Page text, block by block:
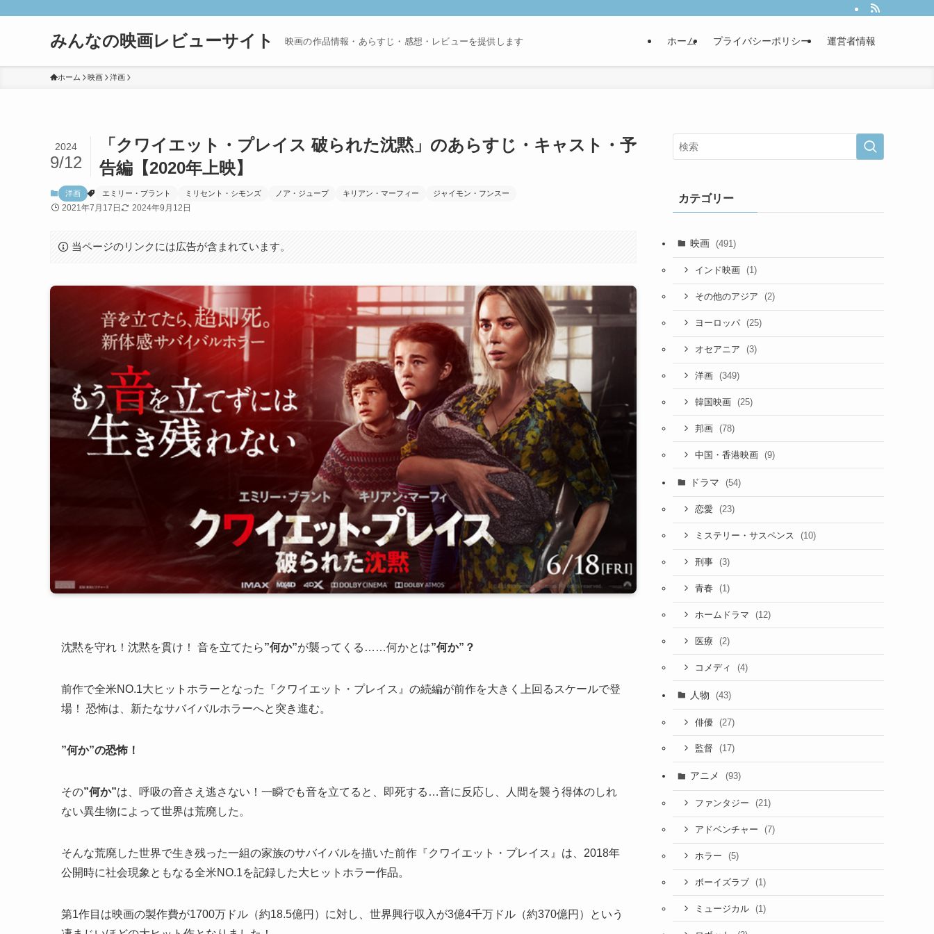
みんなの映画レビューサイト 映画の作品情報・あらすじ・感想・レビューを提供します ホーム プライバシーポリシー 運営者情報
ホーム 映画 洋画
「クワイエット・プレイス 破られた沈黙」のあらすじ・キャスト・予
告編【2020年上映】
2024
9/12
洋画 エミリー・ブラント ミリセント・シモンズ ノア・ジュープ キリアン・マーフィー ジャイモン・フンスー
2021年7月17日 2024年9月12日
当ページのリンクには広告が含まれています。
沈黙を守れ！沈黙を貫け！ 音を立てたら”何か”が襲ってくる……何かとは”何か”？
前作で全米NO.1大ヒットホラーとなった『クワイエット・プレイス』の続編が前作を大きく上回るスケールで登
場！ 恐怖は、新たなサバイバルホラーへと突き進む。
”何か”の恐怖！
その”何か”は、呼吸の音さえ逃さない！一瞬でも音を立てると、即死する…音に反応し、人間を襲う得体のしれ
ない異生物によって世界は荒廃した。
そんな荒廃した世界で生き残った一組の家族のサバイバルを描いた前作『クワイエット・プレイス』は、2018年
公開時に社会現象ともなる全米NO.1を記録した大ヒットホラー作品。
第1作目は映画の製作費が1700万ドル（約18.5億円）に対し、世界興行収入が3億4千万ドル（約370億円）という
カテゴリー
映画 (491)
インド映画 (1)
その他のアジア (2)
ヨーロッパ (25)
オセアニア (3)
洋画 (349)
韓国映画 (25)
邦画 (78)
中国・香港映画 (9)
ドラマ (54)
恋愛 (23)
ミステリー・サスペンス (10)
刑事 (3)
青春 (1)
ホームドラマ (12)
医療 (2)
コメディ (4)
人物 (43)
俳優 (27)
監督 (17)
アニメ (93)
ファンタジー (21)
アドベンチャー (7)
ホラー (5)
ボーイズラブ (1)
ミュージカル (1)